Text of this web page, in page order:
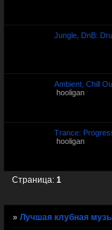
Jungle, DnB:
Ambient, Chill
hooligan
Trance:
hooligan
Страница:1
»Лучшая клубная